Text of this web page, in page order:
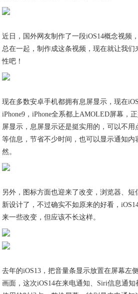
近日，国外网友制作了一段iOS14概念视频
总在一起，制作成这条视频，现在就让我们
性吧！
现在多数安卓手机都拥有息屏显示，现在
iPhone9，iPhone全系都上AMOLED屏幕，
屏显示，息屏显示还是挺实用的，可以不用
等信息，节省不少时间，也可以显示通知内
然。
另外，图标方面也迎来了改变，浏览器、
新设计了，不过确实不如原来的好看，
来一些改变，但应该不长这样。
去年的iOS13，把音量条显示放置在屏幕左
画面，这次iOS14在来电通知、Siri信息通